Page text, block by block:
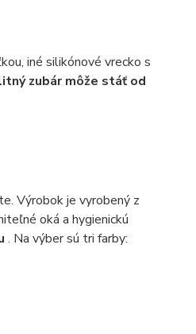
iné silikónové vrecko s
zubár môže stáť od
Výrobok je vyrobený z
oká a hygienickú
. Na výber sú tri farby: